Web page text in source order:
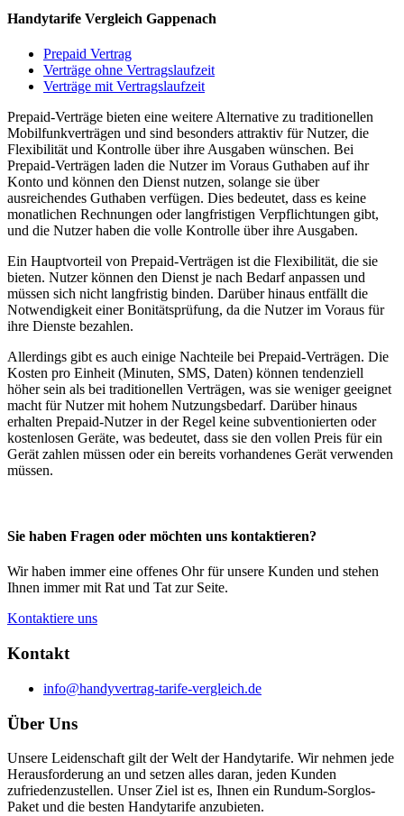
Handytarife Vergleich Gappenach
Prepaid Vertrag
Verträge ohne Vertragslaufzeit
Verträge mit Vertragslaufzeit
Prepaid-Verträge bieten eine weitere Alternative zu traditionellen
Mobilfunkverträgen und sind besonders attraktiv für Nutzer, die
Flexibilität und Kontrolle über ihre Ausgaben wünschen. Bei
Prepaid-Verträgen laden die Nutzer im Voraus Guthaben auf ihr
Konto und können den Dienst nutzen, solange sie über
ausreichendes Guthaben verfügen. Dies bedeutet, dass es keine
monatlichen Rechnungen oder langfristigen Verpflichtungen gibt,
und die Nutzer haben die volle Kontrolle über ihre Ausgaben.
Ein Hauptvorteil von Prepaid-Verträgen ist die Flexibilität, die sie
bieten. Nutzer können den Dienst je nach Bedarf anpassen und
müssen sich nicht langfristig binden. Darüber hinaus entfällt die
Notwendigkeit einer Bonitätsprüfung, da die Nutzer im Voraus für
ihre Dienste bezahlen.
Allerdings gibt es auch einige Nachteile bei Prepaid-Verträgen. Die
Kosten pro Einheit (Minuten, SMS, Daten) können tendenziell
höher sein als bei traditionellen Verträgen, was sie weniger geeignet
macht für Nutzer mit hohem Nutzungsbedarf. Darüber hinaus
erhalten Prepaid-Nutzer in der Regel keine subventionierten oder
kostenlosen Geräte, was bedeutet, dass sie den vollen Preis für ein
Gerät zahlen müssen oder ein bereits vorhandenes Gerät verwenden
müssen.
Sie haben Fragen oder möchten uns kontaktieren?
Wir haben immer eine offenes Ohr für unsere Kunden und stehen
Ihnen immer mit Rat und Tat zur Seite.
Kontaktiere uns
Kontakt
info@handyvertrag-tarife-vergleich.de
Über Uns
Unsere Leidenschaft gilt der Welt der Handytarife. Wir nehmen jede
Herausforderung an und setzen alles daran, jeden Kunden
zufriedenzustellen. Unser Ziel ist es, Ihnen ein Rundum-Sorglos-
Paket und die besten Handytarife anzubieten.